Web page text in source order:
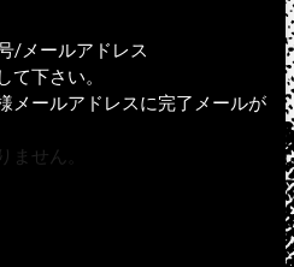
/メールアドレス
て下さい。
メールアドレスに完了メールが
ません。